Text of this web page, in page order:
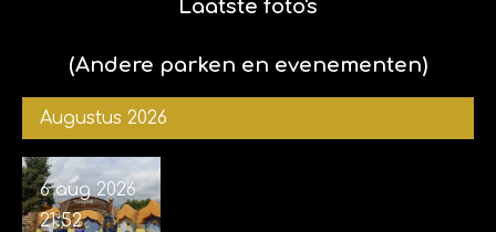
Sophie)
Laatste foto's
(Andere parken en evenementen)
Augustus 2026
6 aug 2026
21:52